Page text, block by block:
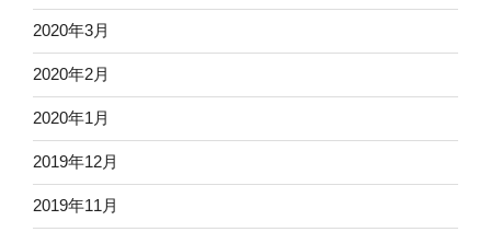
2020年3月
2020年2月
2020年1月
2019年12月
2019年11月